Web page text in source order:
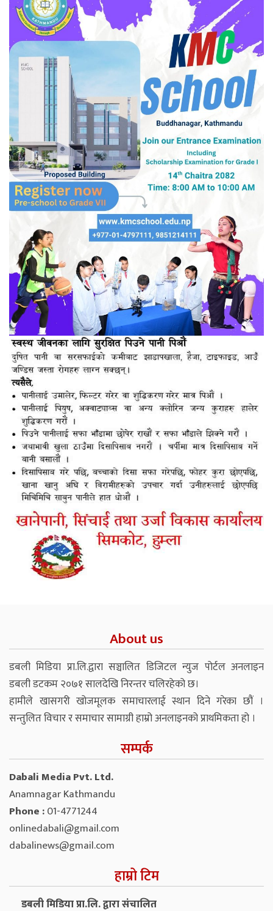
About us
डबली मिडिया प्रा.लि.द्वारा सञ्चालित डिजिटल न्युज पोर्टल अनलाइन
डबली डटकम २०७१ सालदेखि निरन्तर चलिरहेको छ।
हामीले खासगरी खोजमूलक समाचारलाई स्थान दिने गरेका छौं ।
सन्तुलित विचार र समाचार सामाग्री हाम्रो अनलाइनको प्राथमिकता हो ।
सम्पर्क
Dabali Media Pvt. Ltd.
Anamnagar Kathmandu
Phone :01-4771244
onlinedabali@gmail.com
dabalinews@gmail.com
हाम्रो टिम
डबली मिडिया प्रा.लि. द्वारा संचालित